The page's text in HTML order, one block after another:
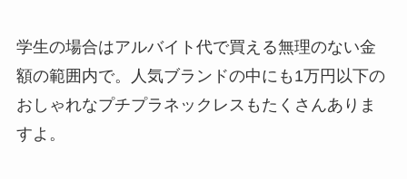
学生の場合はアルバイト代で買える無理のない金
額の範囲内で。人気ブランドの中にも1万円以下の
おしゃれなプチプラネックレスもたくさんありま
すよ。